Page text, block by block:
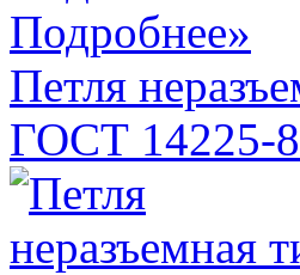
Подробнее»
Петля
ГОСТ 14225-